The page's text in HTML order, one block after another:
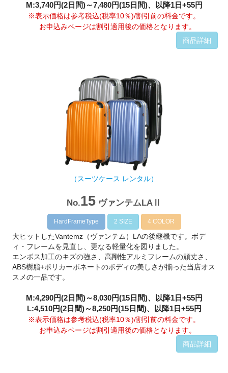
M:3,740円(2日間)～7,480円(15日間)、以降1日+55円
※表示価格は参考税込(税率10％)/割引前の料金です。
お申込みページは割引適用後の価格となります。
商品詳細
（スーツケース レンタル）
No.15 ヴァンテムLAⅡ
HardFrameType 2 SIZE 4 COLOR
大ヒットしたVantemz（ヴァンテム）LAの後継機です。ボデ
ィ・フレームを見直し、更なる軽量化を図りました。
エンボス加工のキズの強さ、高剛性アルミフレームの頑丈さ、
ABS樹脂+ポリカーボネートのボディの美しさが揃った当店オス
スメの一品です。
M:4,290円(2日間)～8,030円(15日間)、以降1日+55円
L:4,510円(2日間)～8,250円(15日間)、以降1日+55円
※表示価格は参考税込(税率10％)/割引前の料金です。
お申込みページは割引適用後の価格となります。
商品詳細